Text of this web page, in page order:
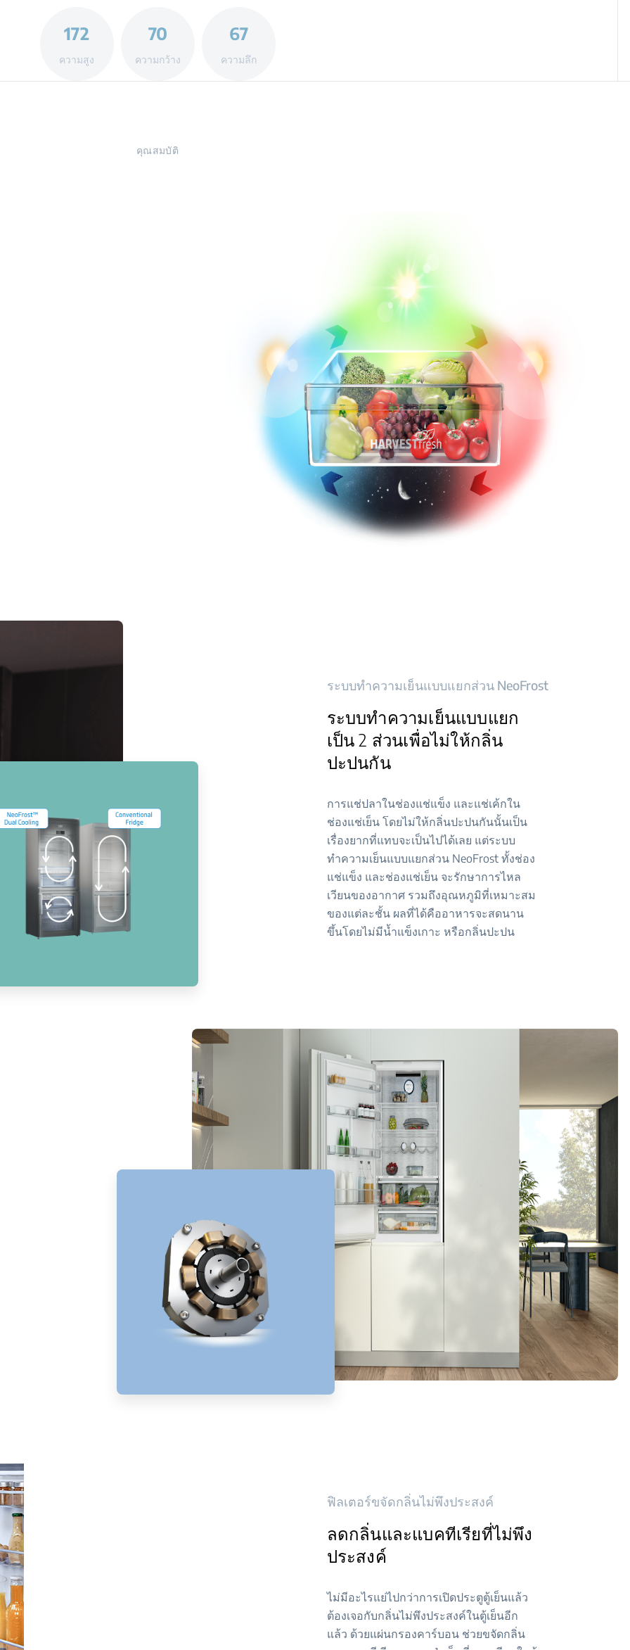
172
ความสูง
70
ความกว้าง
67
ความลึก
คุณสมบัติ
ระบบทำความเย็นแบบแยกส่วน NeoFrost
ระบบทำความเย็นแบบแยก
เป็น 2 ส่วนเพื่อไม่ให้กลิ่น
ปะปนกัน
การแช่ปลาในช่องแช่แข็ง และแช่เค้กใน
ช่องแช่เย็น โดยไม่ให้กลิ่นปะปนกันนั้นเป็น
เรื่องยากที่แทบจะเป็นไปได้เลย แต่ระบบ
ทำความเย็นแบบแยกส่วน NeoFrost ทั้งช่อง
แช่แข็ง และช่องแช่เย็น จะรักษาการไหล
เวียนของอากาศ รวมถึงอุณหภูมิที่เหมาะสม
ของแต่ละชั้น ผลที่ได้คืออาหารจะสดนาน
ขึ้นโดยไม่มีน้ำแข็งเกาะ หรือกลิ่นปะปน
ฟิลเตอร์ขจัดกลิ่นไม่พึงประสงค์
ลดกลิ่นและแบคทีเรียที่ไม่พึง
ประสงค์
ไม่มีอะไรแย่ไปกว่าการเปิดประตูตู้เย็นแล้ว
ต้องเจอกับกลิ่นไม่พึงประสงค์ในตู้เย็นอีก
แล้ว ด้วยแผ่นกรองคาร์บอน ช่วยขจัดกลิ่น